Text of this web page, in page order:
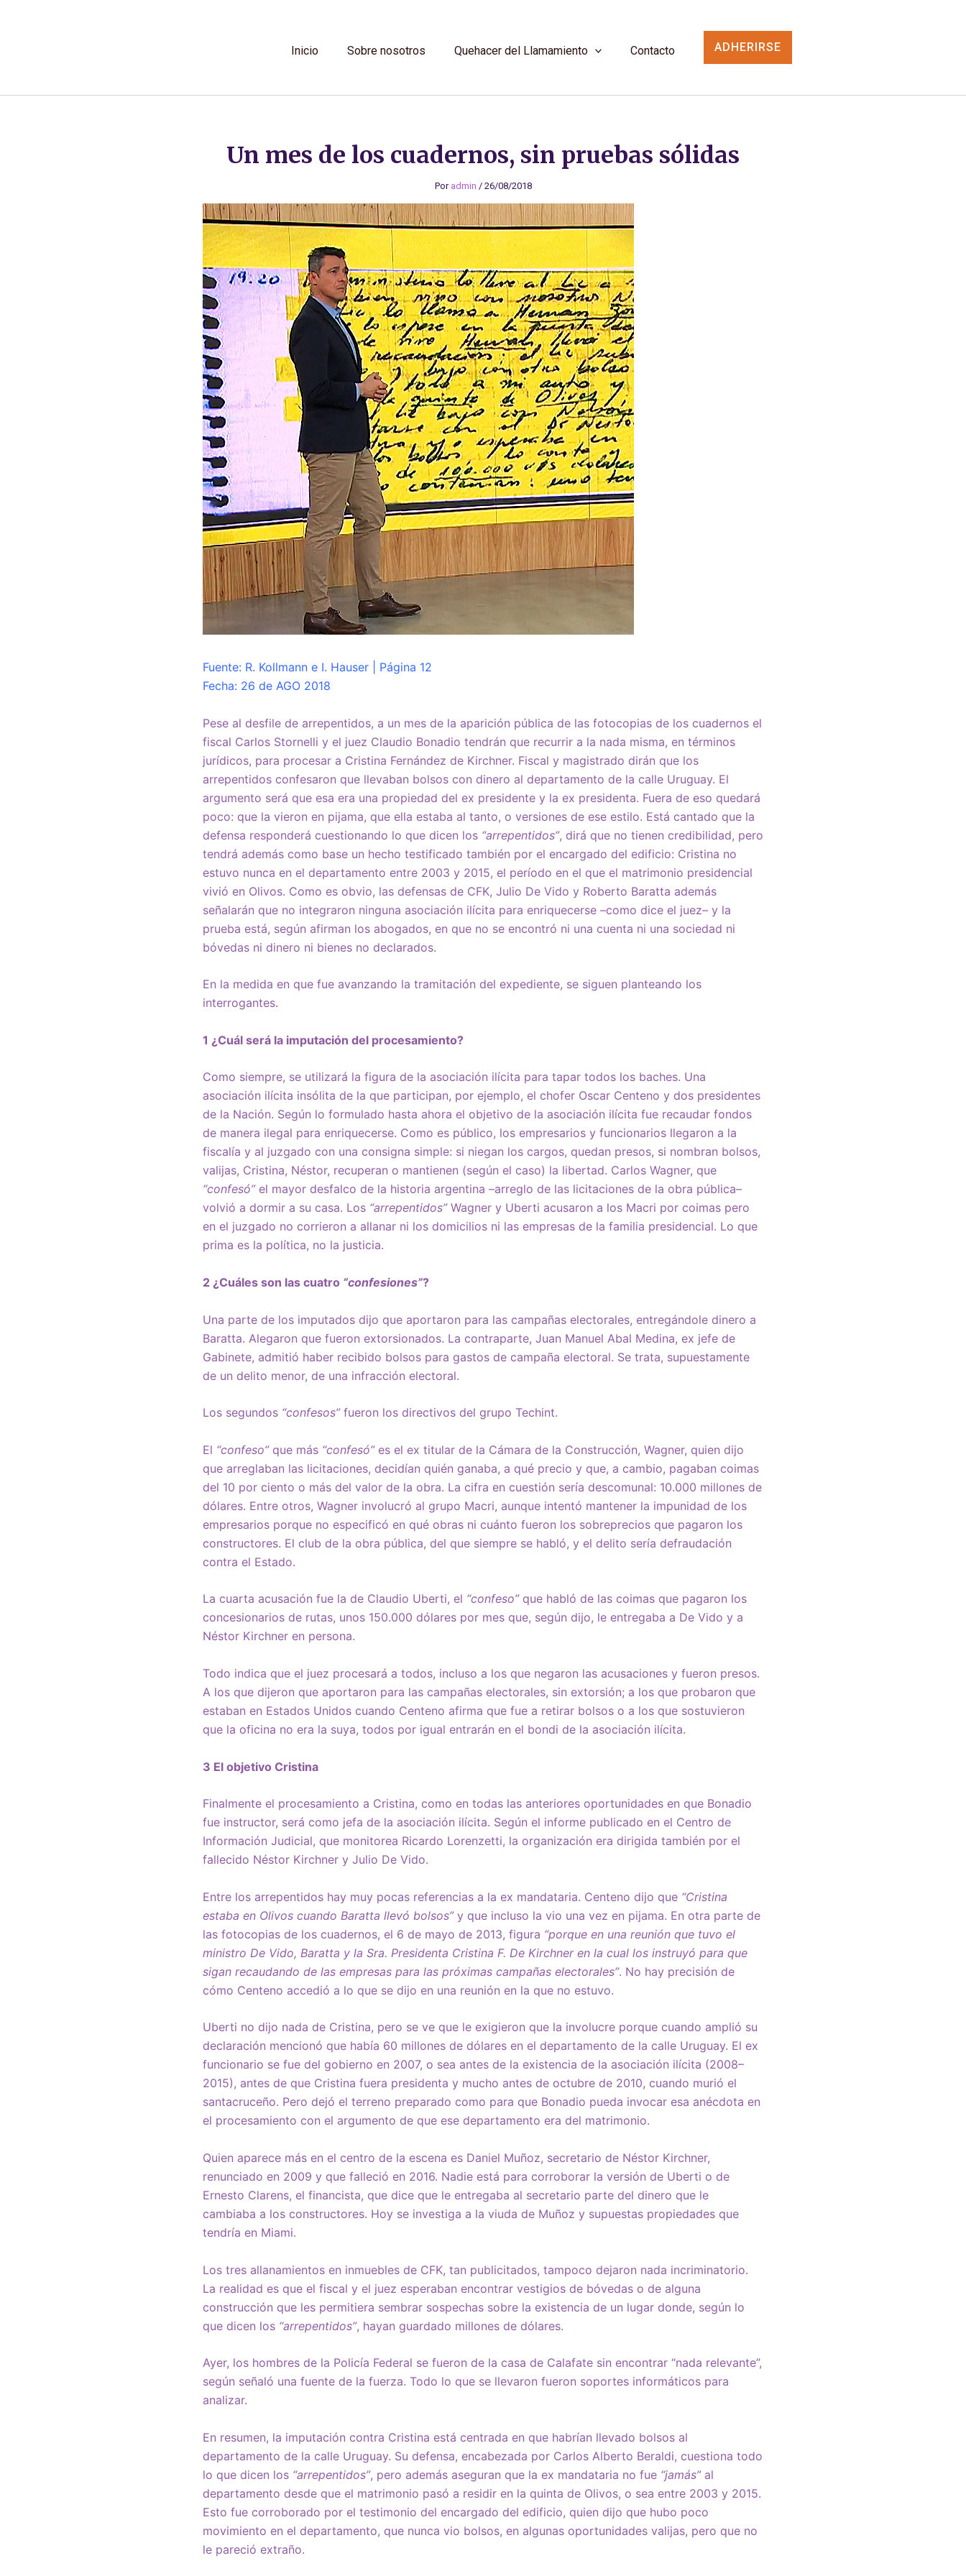
Inicio Sobre nosotros Quehacer del Llamamiento Contacto ADHERIRSE
Un mes de los cuadernos, sin pruebas sólidas
Por admin / 26/08/2018
Fuente: R. Kollmann e I. Hauser | Página 12
Fecha: 26 de AGO 2018
Pese al desfile de arrepentidos, a un mes de la aparición pública de las fotocopias de los cuadernos el
fiscal Carlos Stornelli y el juez Claudio Bonadio tendrán que recurrir a la nada misma, en términos
jurídicos, para procesar a Cristina Fernández de Kirchner. Fiscal y magistrado dirán que los
arrepentidos confesaron que llevaban bolsos con dinero al departamento de la calle Uruguay. El
argumento será que esa era una propiedad del ex presidente y la ex presidenta. Fuera de eso quedará
poco: que la vieron en pijama, que ella estaba al tanto, o versiones de ese estilo. Está cantado que la
defensa responderá cuestionando lo que dicen los “arrepentidos”, dirá que no tienen credibilidad, pero
tendrá además como base un hecho testificado también por el encargado del edificio: Cristina no
estuvo nunca en el departamento entre 2003 y 2015, el período en el que el matrimonio presidencial
vivió en Olivos. Como es obvio, las defensas de CFK, Julio De Vido y Roberto Baratta además
señalarán que no integraron ninguna asociación ilícita para enriquecerse –como dice el juez– y la
prueba está, según afirman los abogados, en que no se encontró ni una cuenta ni una sociedad ni
bóvedas ni dinero ni bienes no declarados.
En la medida en que fue avanzando la tramitación del expediente, se siguen planteando los
interrogantes.
1 ¿Cuál será la imputación del procesamiento?
Como siempre, se utilizará la figura de la asociación ilícita para tapar todos los baches. Una
asociación ilícita insólita de la que participan, por ejemplo, el chofer Oscar Centeno y dos presidentes
de la Nación. Según lo formulado hasta ahora el objetivo de la asociación ilícita fue recaudar fondos
de manera ilegal para enriquecerse. Como es público, los empresarios y funcionarios llegaron a la
fiscalía y al juzgado con una consigna simple: si niegan los cargos, quedan presos, si nombran bolsos,
valijas, Cristina, Néstor, recuperan o mantienen (según el caso) la libertad. Carlos Wagner, que
“confesó”el mayor desfalco de la historia argentina –arreglo de las licitaciones de la obra pública–
volvió a dormir a su casa. Los “arrepentidos”Wagner y Uberti acusaron a los Macri por coimas pero
en el juzgado no corrieron a allanar ni los domicilios ni las empresas de la familia presidencial. Lo que
prima es la política, no la justicia.
2 ¿Cuáles son las cuatro “confesiones”?
Una parte de los imputados dijo que aportaron para las campañas electorales, entregándole dinero a
Baratta. Alegaron que fueron extorsionados. La contraparte, Juan Manuel Abal Medina, ex jefe de
Gabinete, admitió haber recibido bolsos para gastos de campaña electoral. Se trata, supuestamente
de un delito menor, de una infracción electoral.
Los segundos “confesos”fueron los directivos del grupo Techint.
El “confeso”que más “confesó”es el ex titular de la Cámara de la Construcción, Wagner, quien dijo
que arreglaban las licitaciones, decidían quién ganaba, a qué precio y que, a cambio, pagaban coimas
del 10 por ciento o más del valor de la obra. La cifra en cuestión sería descomunal: 10.000 millones de
dólares. Entre otros, Wagner involucró al grupo Macri, aunque intentó mantener la impunidad de los
empresarios porque no especificó en qué obras ni cuánto fueron los sobreprecios que pagaron los
constructores. El club de la obra pública, del que siempre se habló, y el delito sería defraudación
contra el Estado.
La cuarta acusación fue la de Claudio Uberti, el “confeso”que habló de las coimas que pagaron los
concesionarios de rutas, unos 150.000 dólares por mes que, según dijo, le entregaba a De Vido y a
Néstor Kirchner en persona.
Todo indica que el juez procesará a todos, incluso a los que negaron las acusaciones y fueron presos.
A los que dijeron que aportaron para las campañas electorales, sin extorsión; a los que probaron que
estaban en Estados Unidos cuando Centeno afirma que fue a retirar bolsos o a los que sostuvieron
que la oficina no era la suya, todos por igual entrarán en el bondi de la asociación ilícita.
3 El objetivo Cristina
Finalmente el procesamiento a Cristina, como en todas las anteriores oportunidades en que Bonadio
fue instructor, será como jefa de la asociación ilícita. Según el informe publicado en el Centro de
Información Judicial, que monitorea Ricardo Lorenzetti, la organización era dirigida también por el
fallecido Néstor Kirchner y Julio De Vido.
Entre los arrepentidos hay muy pocas referencias a la ex mandataria. Centeno dijo que “Cristina
estaba en Olivos cuando Baratta llevó bolsos”y que incluso la vio una vez en pijama. En otra parte de
las fotocopias de los cuadernos, el 6 de mayo de 2013, figura “porque en una reunión que tuvo el
ministro De Vido, Baratta y la Sra. Presidenta Cristina F. De Kirchner en la cual los instruyó para que
sigan recaudando de las empresas para las próximas campañas electorales”. No hay precisión de
cómo Centeno accedió a lo que se dijo en una reunión en la que no estuvo.
Uberti no dijo nada de Cristina, pero se ve que le exigieron que la involucre porque cuando amplió su
declaración mencionó que había 60 millones de dólares en el departamento de la calle Uruguay. El ex
funcionario se fue del gobierno en 2007, o sea antes de la existencia de la asociación ilícita (2008–
2015), antes de que Cristina fuera presidenta y mucho antes de octubre de 2010, cuando murió el
santacruceño. Pero dejó el terreno preparado como para que Bonadio pueda invocar esa anécdota en
el procesamiento con el argumento de que ese departamento era del matrimonio.
Quien aparece más en el centro de la escena es Daniel Muñoz, secretario de Néstor Kirchner,
renunciado en 2009 y que falleció en 2016. Nadie está para corroborar la versión de Uberti o de
Ernesto Clarens, el financista, que dice que le entregaba al secretario parte del dinero que le
cambiaba a los constructores. Hoy se investiga a la viuda de Muñoz y supuestas propiedades que
tendría en Miami.
Los tres allanamientos en inmuebles de CFK, tan publicitados, tampoco dejaron nada incriminatorio.
La realidad es que el fiscal y el juez esperaban encontrar vestigios de bóvedas o de alguna
construcción que les permitiera sembrar sospechas sobre la existencia de un lugar donde, según lo
que dicen los “arrepentidos”, hayan guardado millones de dólares.
Ayer, los hombres de la Policía Federal se fueron de la casa de Calafate sin encontrar “nada relevante”,
según señaló una fuente de la fuerza. Todo lo que se llevaron fueron soportes informáticos para
analizar.
En resumen, la imputación contra Cristina está centrada en que habrían llevado bolsos al
departamento de la calle Uruguay. Su defensa, encabezada por Carlos Alberto Beraldi, cuestiona todo
lo que dicen los “arrepentidos”, pero además aseguran que la ex mandataria no fue “jamás”al
departamento desde que el matrimonio pasó a residir en la quinta de Olivos, o sea entre 2003 y 2015.
Esto fue corroborado por el testimonio del encargado del edificio, quien dijo que hubo poco
movimiento en el departamento, que nunca vio bolsos, en algunas oportunidades valijas, pero que no
le pareció extraño.